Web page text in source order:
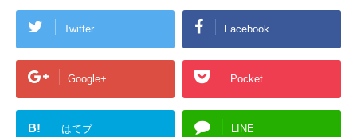
Twitter Facebook
Google+ Pocket
B! はてブ LINE